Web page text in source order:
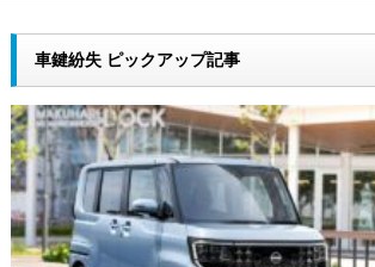
車鍵紛失 ピックアップ記事